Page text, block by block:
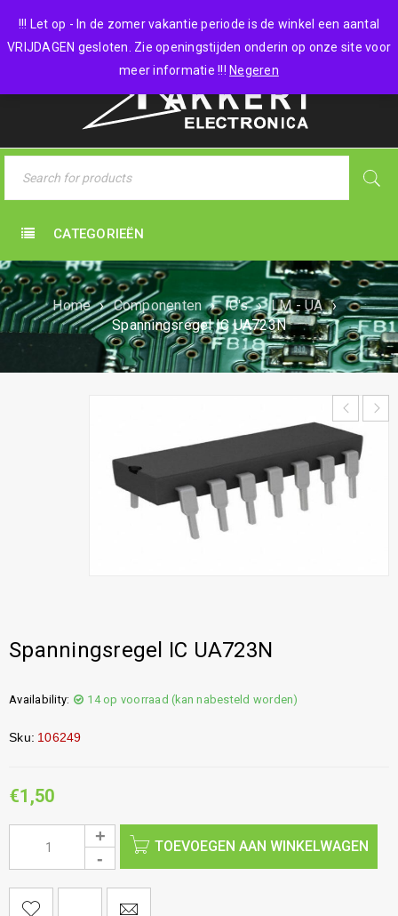
!!! Let op - In de zomer vakantie periode is de winkel een aantal
VRIJDAGEN gesloten. Zie openingstijden onderin op onze site voor
meer informatie !!! Negeren
0 items - €0,00
CATEGORIEËN
Home › Componenten › IC's › LM - UA ›
Spanningsregel IC UA723N
Spanningsregel IC UA723N
Availability: 14 op voorraad (kan nabesteld worden)
Sku: 106249
€1,50
TOEVOEGEN AAN WINKELWAGEN